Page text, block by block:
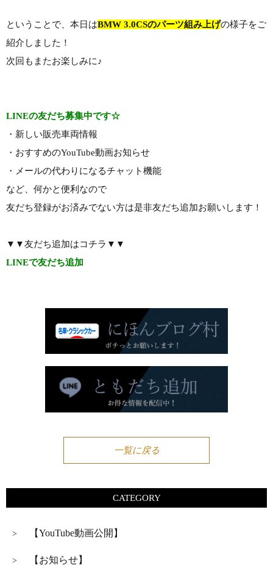
ということで、本日はBMW 3.0CSのパーツ組み上げの様子をご
紹介しました！
次回もまたお楽しみに♪
LINEの友だち募集中です☆
・新しい販売車両情報
・おすすめのYouTube動画お知らせ
・メールの代わりになるチャット機能
など、何かと便利なので
友だち登録がお済みでない方は是非友だち追加お願いします！
▼▼友だち追加はコチラ▼▼
LINEで友だち追加
一覧に戻る
CATEGORY
> 【YouTube動画公開】
> 【お知らせ】